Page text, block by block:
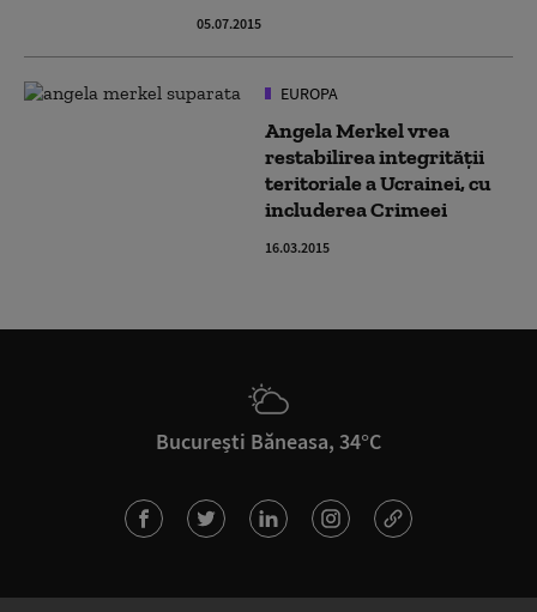
05.07.2015
EUROPA
Angela Merkel vrea
restabilirea integrităţii
teritoriale a Ucrainei, cu
includerea Crimeei
16.03.2015
București Băneasa, 34°C